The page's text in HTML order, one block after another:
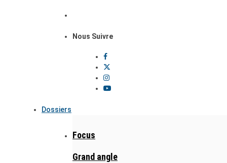
Nous Suivre
Dossiers
Focus
Grand angle